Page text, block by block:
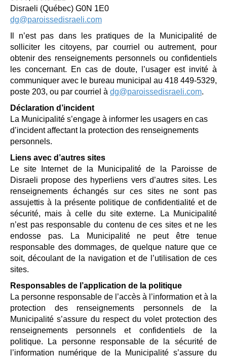
Disraeli (Québec) G0N 1E0
dg@paroissedisraeli.com
Il n’est pas dans les pratiques de la Municipalité de
solliciter les citoyens, par courriel ou autrement, pour
obtenir des renseignements personnels ou confidentiels
les concernant. En cas de doute, l’usager est invité à
communiquer avec le bureau municipal au 418 449-5329,
poste 203, ou par courriel à dg@paroissedisraeli.com.
Déclaration d’incident
La Municipalité s’engage à informer les usagers en cas
d’incident affectant la protection des renseignements
personnels.
Liens avec d’autres sites
Le site Internet de la Municipalité de la Paroisse de
Disraeli propose des hyperliens vers d’autres sites. Les
renseignements échangés sur ces sites ne sont pas
assujettis à la présente politique de confidentialité et de
sécurité, mais à celle du site externe. La Municipalité
n’est pas responsable du contenu de ces sites et ne les
endosse pas. La Municipalité ne peut être tenue
responsable des dommages, de quelque nature que ce
soit, découlant de la navigation et de l’utilisation de ces
sites.
Responsables de l’application de la politique
La personne responsable de l’accès à l’information et à la
protection des renseignements personnels de la
Municipalité s’assure du respect du volet protection des
renseignements personnels et confidentiels de la
politique. La personne responsable de la sécurité de
l’information numérique de la Municipalité s’assure du